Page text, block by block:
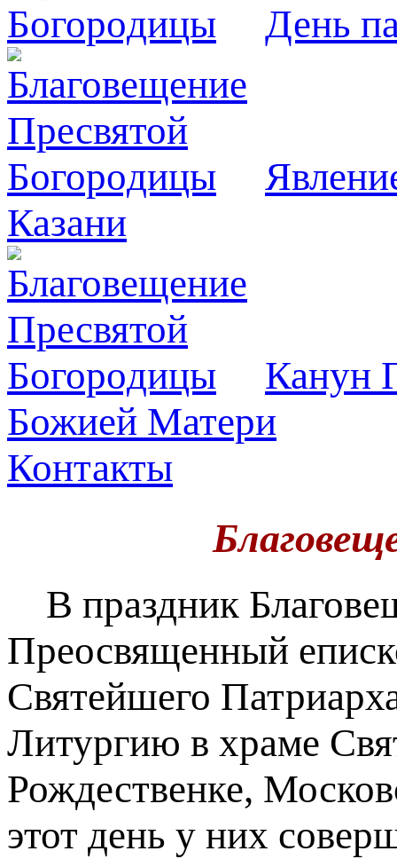
День
Казани
Канун
Божией Матери
Контакты
В праздник
Преосвященный
Святейшего
Литургию в храме
Рождественке,
этот день у них